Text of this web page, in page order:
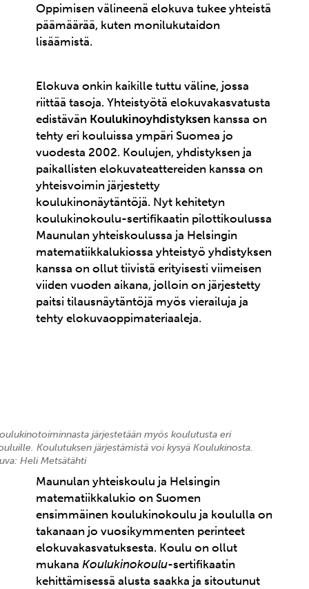
Oppimisen välineenä elokuva tukee yhteistä
päämäärää, kuten monilukutaidon
lisäämistä.
Elokuva onkin kaikille tuttu väline, jossa
riittää tasoja. Yhteistyötä elokuvakasvatusta
edistävän Koulukinoyhdistyksen kanssa on
tehty eri kouluissa ympäri Suomea jo
vuodesta 2002. Koulujen, yhdistyksen ja
paikallisten elokuvateattereiden kanssa on
yhteisvoimin järjestetty
koulukinonäytäntöjä. Nyt kehitetyn
koulukinokoulu-sertifikaatin pilottikoulussa
Maunulan yhteiskoulussa ja Helsingin
matematiikkalukiossa yhteistyö yhdistyksen
kanssa on ollut tiivistä erityisesti viimeisen
viiden vuoden aikana, jolloin on järjestetty
paitsi tilausnäytäntöjä myös vierailuja ja
tehty elokuvaoppimateriaaleja.
järjestetään myös koulutusta eri
Koulutuksen järjestämistä voi kysyä Koulukinosta.
Heli Metsätähti
Maunulan yhteiskoulu ja Helsingin
matematiikkalukio on Suomen
ensimmäinen koulukinokoulu ja koululla on
takanaan jo vuosikymmenten perinteet
elokuvakasvatuksesta. Koulu on ollut
mukanaKoulukinokoulu-sertifikaatin
kehittämisessä alusta saakka ja sitoutunut